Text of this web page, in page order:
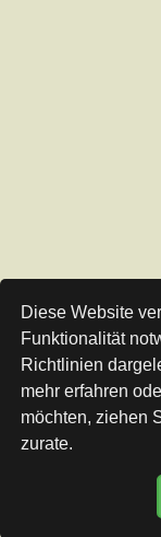
Diese Website
Funktionalität
Richtlinien
mehr erfahren
möchten, ziehen
zurate.